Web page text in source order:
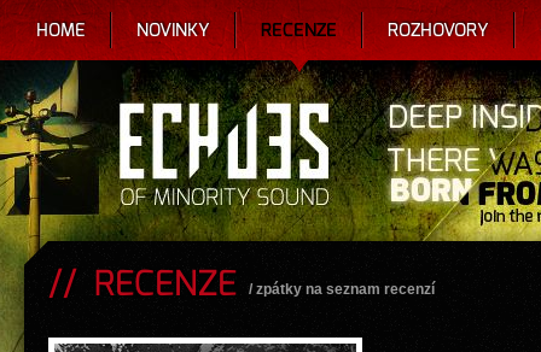
HOME NOVINKY RECENZE ROZHOVORY
RECENZE / zpátky na seznam recenzí